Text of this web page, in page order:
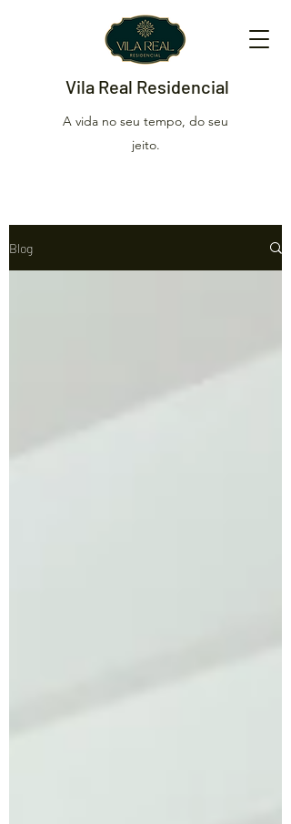
Vila Real Residencial
A vida no seu tempo, do seu
jeito.
Blog